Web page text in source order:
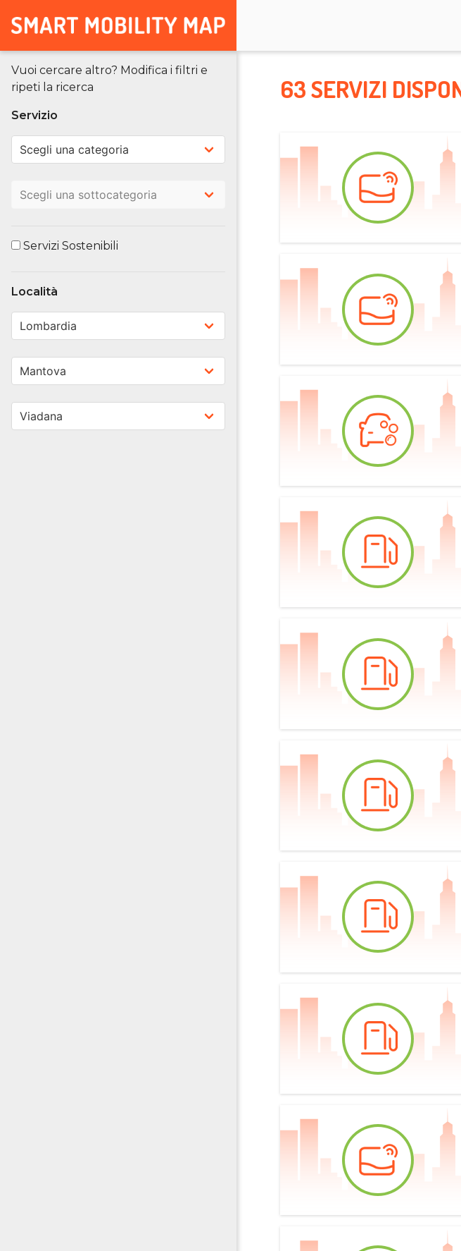
Vuoi cercare altro? Modifica i filtri e
ripeti la ricerca
Servizio
Servizi Sostenibili
Località
63 SERVIZI